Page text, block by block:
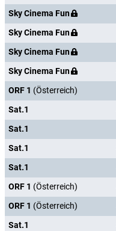
Sky Cinema Fun
Sky Cinema Fun
Sky Cinema Fun
Sky Cinema Fun
ORF 1 (Österreich)
Sat.1
Sat.1
Sat.1
Sat.1
ORF 1 (Österreich)
ORF 1 (Österreich)
Sat.1